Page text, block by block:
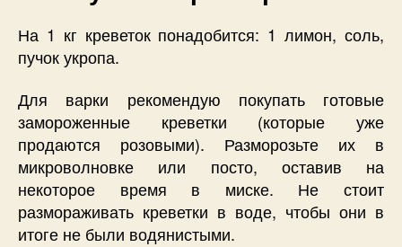
На 1 кг креветок понадобится: 1 лимон, соль,
пучок укропа.
Для варки рекомендую покупать готовые
замороженные креветки (которые уже
продаются розовыми). Разморозьте их в
микроволновке или посто, оставив на
некоторое время в миске. Не стоит
размораживать креветки в воде, чтобы они в
итоге не были водянистыми.